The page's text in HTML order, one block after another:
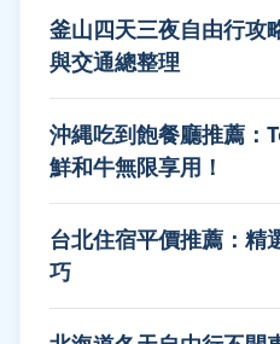
釜山四天三夜自由行攻
與交通總整理
沖縄吃到飽餐廳推薦：
鮮和牛無限享用！
台北住宿平價推薦：精
巧